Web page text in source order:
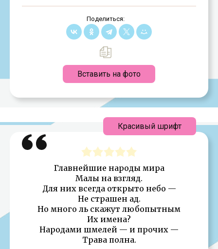
Поделиться:
Вставить на фото
Главнейшие народы мира
Малы на взгляд.
Для них всегда открыто небо —
Не страшен ад.
Но много ль скажут любопытным
Их имена?
Народами шмелей — и прочих —
Трава полна.
Красивый шрифт